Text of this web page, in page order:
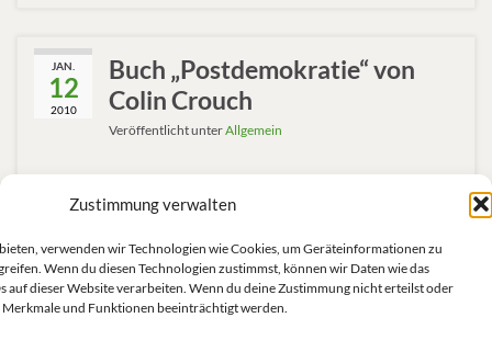
Zustimmung verwalten
verwenden wir Technologien wie Cookies, um Geräteinformationen zu
Wenn du diesen Technologien zustimmst, können wir Daten wie das
auf dieser Website verarbeiten. Wenn du deine Zustimmung nicht erteilst oder
und Funktionen beeinträchtigt werden.
JAN.
12
2010
Buch „Postdemokratie“ von
Colin Crouch
Veröffentlicht unterAllgemein
In kurzer und prägnanter Form beschreibt der
Politikwissenschaftler Colin Crouch die heutige
Weiterlesen